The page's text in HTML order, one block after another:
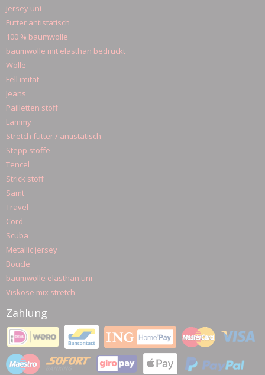
jersey uni
Futter antistatisch
100 % baumwolle
baumwolle mit elasthan bedruckt
Wolle
Fell imitat
Jeans
Pailletten stoff
Lammy
Stretch futter / antistatisch
Stepp stoffe
Tencel
Strick stoff
Samt
Travel
Cord
Scuba
Metallic jersey
Boucle
baumwolle elasthan uni
Viskose mix stretch
Zahlung